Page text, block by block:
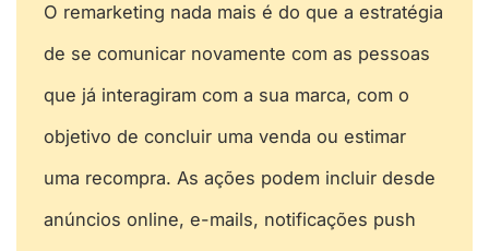
O remarketing nada mais é do que a estratégia
de se comunicar novamente com as pessoas
que já interagiram com a sua marca, com o
objetivo de concluir uma venda ou estimar
uma recompra. As ações podem incluir desde
anúncios online, e-mails, notificações push